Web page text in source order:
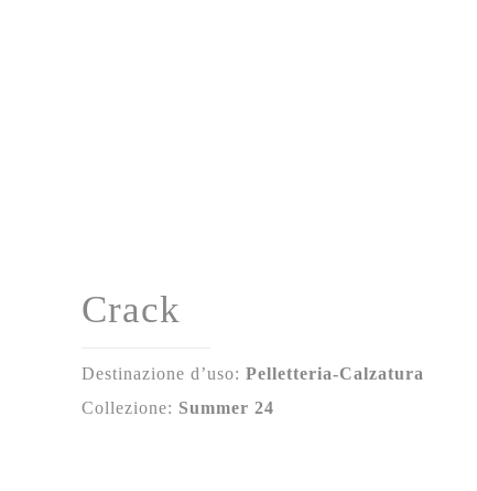
Crack
Destinazione d’uso: Pelletteria-Calzatura
Collezione: Summer 24